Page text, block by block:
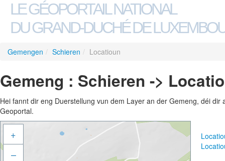
LE GÉOPORTAIL NATIONAL
DU GRAND-DUCHÉ DE
Gemengen / Schieren / Locatioun
Gemeng : Schieren ->
Hei fannt dir eng Duerstellung vun dem Layer an der Gemeng, déi
Geoportal.
+
–